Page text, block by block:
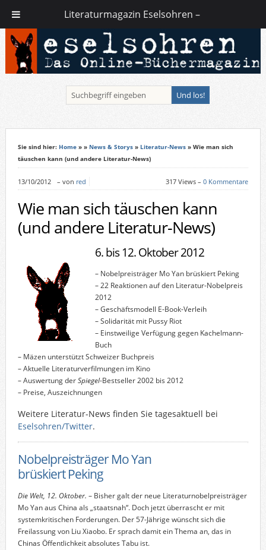
Sie sind hier: Home» » News & Storys» Literatur-News» Wie man sich
täuschen kann (und andere Literatur-News)
13/10/2012 – von red 317 Views –0 Kommentare
Wie man sich täuschen kann
(und andere Literatur-News)
6. bis 12. Oktober 2012
– Nobelpreisträger Mo Yan brüskiert Peking
– 22 Reaktionen auf den Literatur-Nobelpreis
2012
– Geschäftsmodell E-Book-Verleih
– Solidarität mit Pussy Riot
– Einstweilige Verfügung gegen Kachelmann-
Buch
– Mäzen unterstützt Schweizer Buchpreis
– Aktuelle Literaturverfilmungen im Kino
– Auswertung derSpiegel-Bestseller 2002 bis 2012
– Preise, Auszeichnungen
Weitere Literatur-News finden Sie tagesaktuell bei
Eselsohren/Twitter.
Nobelpreisträger Mo Yan
brüskiert Peking
Die Welt, 12. Oktober. – Bisher galt der neue Literaturnobelpreisträger
Mo Yan aus China als „staatsnah“. Doch jetzt überrascht er mit
systemkritischen Forderungen. Der 57-Jährige wünscht sich die
Freilassung von Liu Xiaobo. Er sprach damit ein Thema an, das in
Chinas Öffentlichkeit absolutes Tabu ist.
Literaturmagazin Eselsohren –